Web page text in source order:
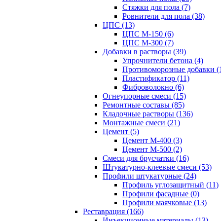
Стяжки для пола (7)
Ровнители для пола (38)
ЦПС (13)
ЦПС М-150 (6)
ЦПС М-300 (7)
Добавки в растворы (39)
Упрочнители бетона (4)
Противоморозные добавки
Пластификатор (11)
Фиброволокно (6)
Огнеупорные смеси (15)
Ремонтные составы (85)
Кладочные растворы (136)
Монтажные смеси (21)
Цемент (5)
Цемент М-400 (3)
Цемент М-500 (2)
Смеси для брусчатки (16)
Штукатурно-клеевые смеси (53)
Профили штукатурные (24)
Профиль углозащитный (11)
Профили фасадные (0)
Профили маячковые (13)
Реставрация (166)